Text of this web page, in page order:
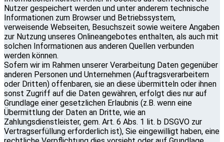
Nutzer gespeichert werden und unter anderem technische
Informationen zum Browser und Betriebssystem,
verweisende Webseiten, Besuchszeit sowie weitere Angaben
zur Nutzung unseres Onlineangebotes enthalten, als auch mit
solchen Informationen aus anderen Quellen verbunden
werden können.
Sofern wir im Rahmen unserer Verarbeitung Daten gegenüber
anderen Personen und Unternehmen (Auftragsverarbeitern
oder Dritten) offenbaren, sie an diese übermitteln oder ihnen
sonst Zugriff auf die Daten gewähren, erfolgt dies nur auf
Grundlage einer gesetzlichen Erlaubnis (z.B. wenn eine
Übermittlung der Daten an Dritte, wie an
Zahlungsdienstleister, gem. Art. 6 Abs. 1 lit. b DSGVO zur
Vertragserfüllung erforderlich ist), Sie eingewilligt haben, eine